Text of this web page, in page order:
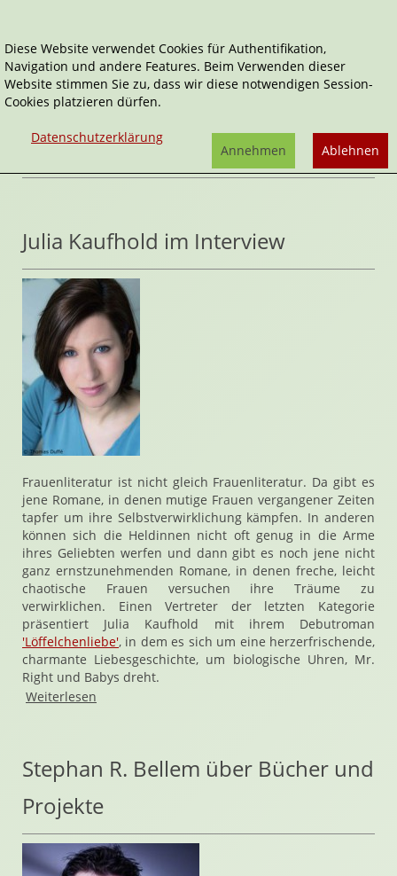
Home Interviews
Inhaltsverzeichnis
Kategorie als RSS Feed abonnieren:
Julia Kaufhold im Interview
Frauenliteratur ist nicht gleich Frauenliteratur. Da gibt es
jene Romane, in denen mutige Frauen vergangener Zeiten
tapfer um ihre Selbstverwirklichung kämpfen. In anderen
können sich die Heldinnen nicht oft genug in die Arme
ihres Geliebten werfen und dann gibt es noch jene nicht
ganz ernstzunehmenden Romane, in denen freche, leicht
chaotische Frauen versuchen ihre Träume zu
verwirklichen. Einen Vertreter der letzten Kategorie
präsentiert Julia Kaufhold mit ihrem Debutroman
'Löffelchenliebe', in dem es sich um eine herzerfrischende,
charmante Liebesgeschichte, um biologische Uhren, Mr.
Right und Babys dreht.
Weiterlesen
Stephan R. Bellem über Bücher und
Projekte
Diese Website verwendet Cookies für Authentifikation,
Navigation und andere Features. Beim Verwenden dieser
Website stimmen Sie zu, dass wir diese notwendigen Session-
Cookies platzieren dürfen.
Datenschutzerklärung
Ablehnen
Annehmen